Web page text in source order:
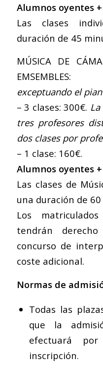
Alumnos oyentes
Las clases
duración de 45
MÚSICA DE
EMSEMBLES:
exceptuando el
– 3 clases: 300€.
tres profesores
dos clases por
– 1 clase: 160€.
Alumnos oyentes
Las clases de
una duración de
Los
tendrán
concurso de
coste adicional.
Normas de
Todas las
que la
efectuará
inscripción.